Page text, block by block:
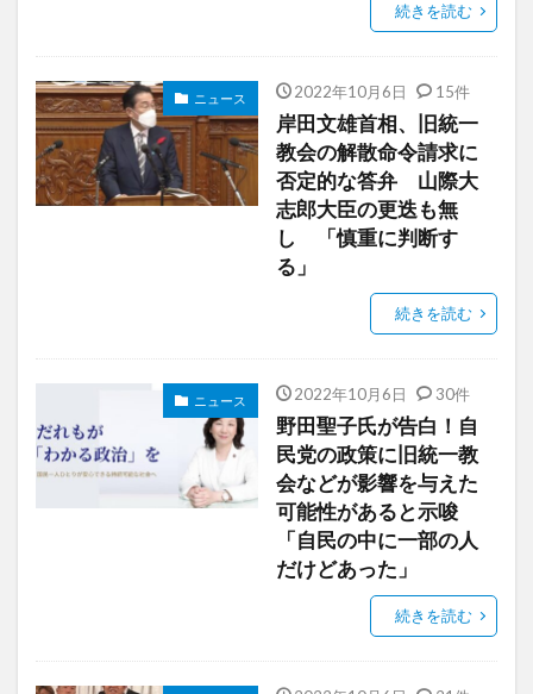
続きを読む
ニュース 2022年10月6日 15件
岸田文雄首相、旧統一
教会の解散命令請求に
否定的な答弁 山際大
志郎大臣の更迭も無
し 「慎重に判断す
る」
続きを読む
ニュース 2022年10月6日 30件
野田聖子氏が告白！自
民党の政策に旧統一教
会などが影響を与えた
可能性があると示唆
「自民の中に一部の人
だけどあった」
続きを読む